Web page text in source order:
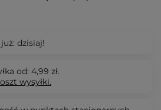
dzisiaj!
od: 4,99 zł.
wysyłki.